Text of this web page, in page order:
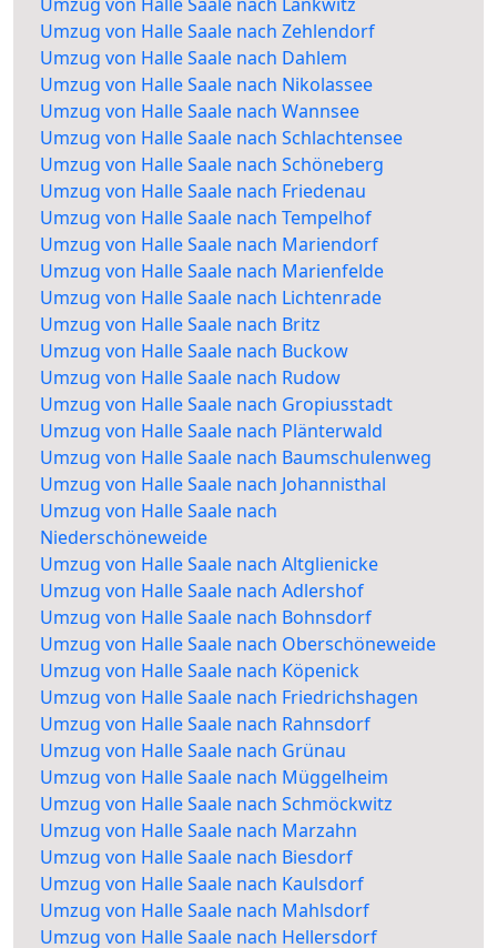
Umzug von Halle Saale nach Zehlendorf
Umzug von Halle Saale nach Dahlem
Umzug von Halle Saale nach Nikolassee
Umzug von Halle Saale nach Wannsee
Umzug von Halle Saale nach Schlachtensee
Umzug von Halle Saale nach Schöneberg
Umzug von Halle Saale nach Friedenau
Umzug von Halle Saale nach Tempelhof
Umzug von Halle Saale nach Mariendorf
Umzug von Halle Saale nach Marienfelde
Umzug von Halle Saale nach Lichtenrade
Umzug von Halle Saale nach Britz
Umzug von Halle Saale nach Buckow
Umzug von Halle Saale nach Rudow
Umzug von Halle Saale nach Gropiusstadt
Umzug von Halle Saale nach Plänterwald
Umzug von Halle Saale nach Baumschulenweg
Umzug von Halle Saale nach Johannisthal
Umzug von Halle Saale nach
Niederschöneweide
Umzug von Halle Saale nach Altglienicke
Umzug von Halle Saale nach Adlershof
Umzug von Halle Saale nach Bohnsdorf
Umzug von Halle Saale nach Oberschöneweide
Umzug von Halle Saale nach Köpenick
Umzug von Halle Saale nach Friedrichshagen
Umzug von Halle Saale nach Rahnsdorf
Umzug von Halle Saale nach Grünau
Umzug von Halle Saale nach Müggelheim
Umzug von Halle Saale nach Schmöckwitz
Umzug von Halle Saale nach Marzahn
Umzug von Halle Saale nach Biesdorf
Umzug von Halle Saale nach Kaulsdorf
Umzug von Halle Saale nach Mahlsdorf
Umzug von Halle Saale nach Hellersdorf